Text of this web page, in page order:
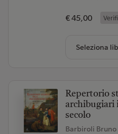
€ 45,00
Seleziona
Repertorio
archibugiari
secolo
Barbiroli Bruno